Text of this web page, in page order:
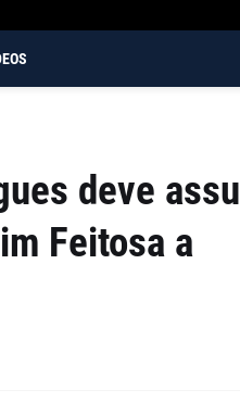
deve
Feitosa a